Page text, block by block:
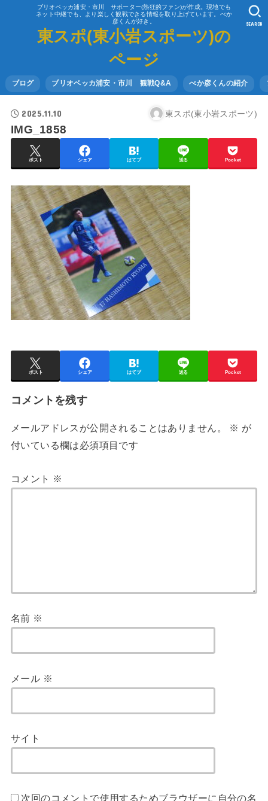
ブリオベッカ浦安・市川 サポーター(熱狂的ファン)が作成。現地でも
ネット中継でも、より楽しく観戦できる情報を取り上げています。べか
彦くんが好き。
東スポ(東小岩スポーツ)の
ページ
ブログ ブリオベッカ浦安・市川 観戦Q&A べか彦くんの紹介
SEARCH
2025.11.10 東スポ(東小岩スポーツ)
IMG_1858
ポスト シェア はてブ 送る Pocket
ポスト シェア はてブ 送る Pocket
コメントを残す
メールアドレスが公開されることはありません。 ※ が
付いている欄は必須項目です
コメント ※
名前 ※
メール ※
サイト
次回のコメントで使用するためブラウザーに自分の名